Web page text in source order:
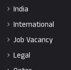
India
International
Job Vacancy
Legal